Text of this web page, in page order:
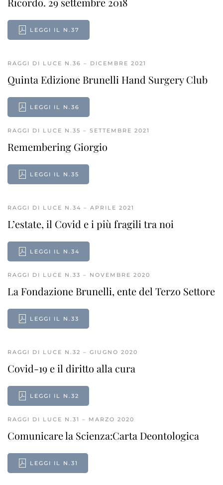
LEGGI IL N.37
RAGGI DI LUCE N.36 – DICEMBRE 2021
Quinta Edizione Brunelli Hand Surgery Club
LEGGI IL N.36
RAGGI DI LUCE N.35 – SETTEMBRE 2021
Remembering Giorgio
LEGGI IL N.35
RAGGI DI LUCE N.34 – APRILE 2021
L’estate, il Covid e i più fragili tra noi
LEGGI IL N.34
RAGGI DI LUCE N.33 – NOVEMBRE 2020
La Fondazione Brunelli, ente del Terzo Settore
LEGGI IL N.33
RAGGI DI LUCE N.32 – GIUGNO 2020
Covid-19 e il diritto alla cura
LEGGI IL N.32
RAGGI DI LUCE N.31 – MARZO 2020
Comunicare la Scienza:Carta Deontologica
LEGGI IL N.31